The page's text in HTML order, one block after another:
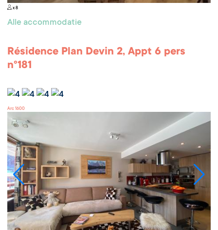
x 8
Alle accommodatie
Résidence Plan Devin 2, Appt 6 pers
n°181
Arc 1600